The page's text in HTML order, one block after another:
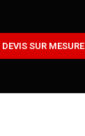
DEVIS SUR MESURE